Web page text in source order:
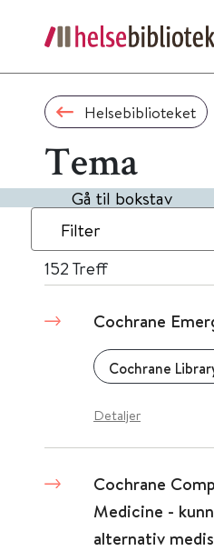
Helsebiblioteket
Tema
Gå til bokstav
Filter
152 Treff
Cochrane
Cochrane
Detaljer
Cochrane
Medicine -
alternativ